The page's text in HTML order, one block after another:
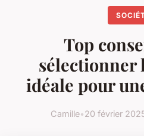
Top
sélectionner
idéale pour
Camille•20 février